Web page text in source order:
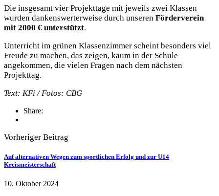
Die insgesamt vier Projekttage mit jeweils zwei Klassen
wurden dankenswerterweise durch unseren Förderverein
mit 2000 € unterstützt.
Unterricht im grünen Klassenzimmer scheint besonders viel
Freude zu machen, das zeigen, kaum in der Schule
angekommen, die vielen Fragen nach dem nächsten
Projekttag.
Text: KFi / Fotos: CBG
Share:
Vorheriger Beitrag
Auf alternativen Wegen zum sportlichen Erfolg und zur U14
Kreismeisterschaft
10. Oktober 2024